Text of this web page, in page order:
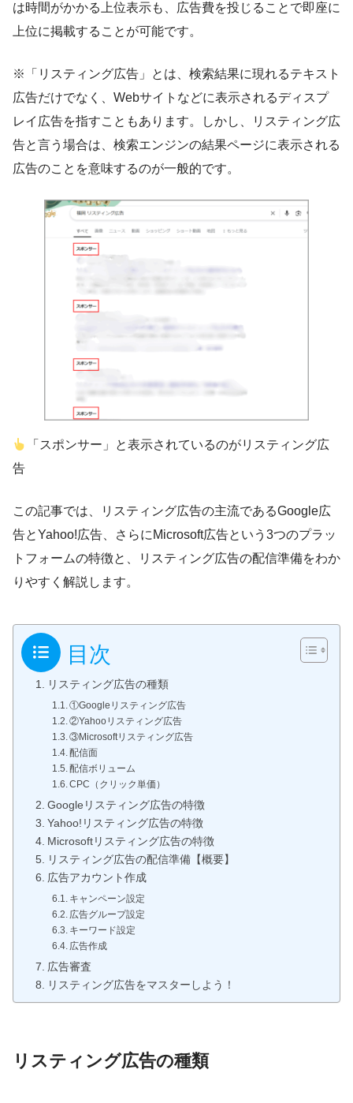
は時間がかかる上位表示も、広告費を投じることで即座に
上位に掲載することが可能です。
※「リスティング広告」とは、検索結果に現れるテキスト
広告だけでなく、Webサイトなどに表示されるディスプ
レイ広告を指すこともあります。しかし、リスティング広
告と言う場合は、検索エンジンの結果ページに表示される
広告のことを意味するのが一般的です。
「スポンサー」と表示されているのがリスティング広
告
この記事では、リスティング広告の主流であるGoogle広
告とYahoo!広告、さらにMicrosoft広告という3つのプラッ
トフォームの特徴と、リスティング広告の配信準備をわか
りやすく解説します。
目次
リスティング広告の種類
①Googleリスティング広告
②Yahooリスティング広告
③Microsoftリスティング広告
配信面
配信ボリューム
CPC（クリック単価）
Googleリスティング広告の特徴
Yahoo!リスティング広告の特徴
Microsoftリスティング広告の特徴
リスティング広告の配信準備【概要】
広告アカウント作成
キャンペーン設定
広告グループ設定
キーワード設定
広告作成
広告審査
リスティング広告をマスターしよう！
リスティング広告の種類